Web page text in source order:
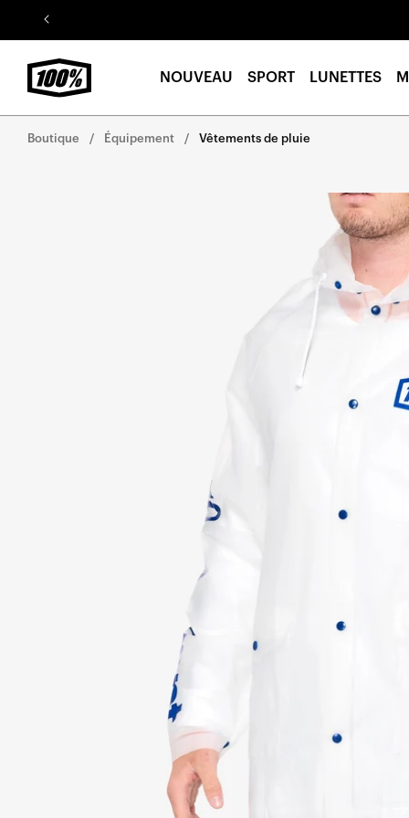
Aller au
contenu
NOUVEAU SPORT LUNETTES
Boutique Équipement Vêtements de pluie